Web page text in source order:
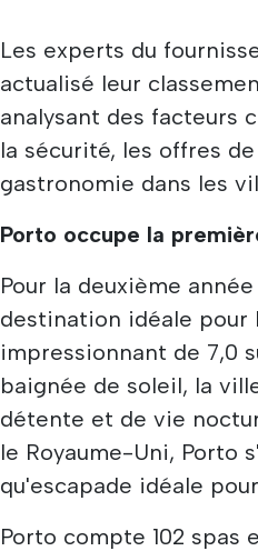
Les experts du
actualisé leur
analysant des facteurs
la sécurité, les offres
gastronomie dans les
Porto occupe la
Pour la deuxième
destination idéale pour
impressionnant de 7,0
baignée de soleil, la
détente et de vie
le Royaume-Uni, Porto
qu'escapade idéale
Porto compte 102